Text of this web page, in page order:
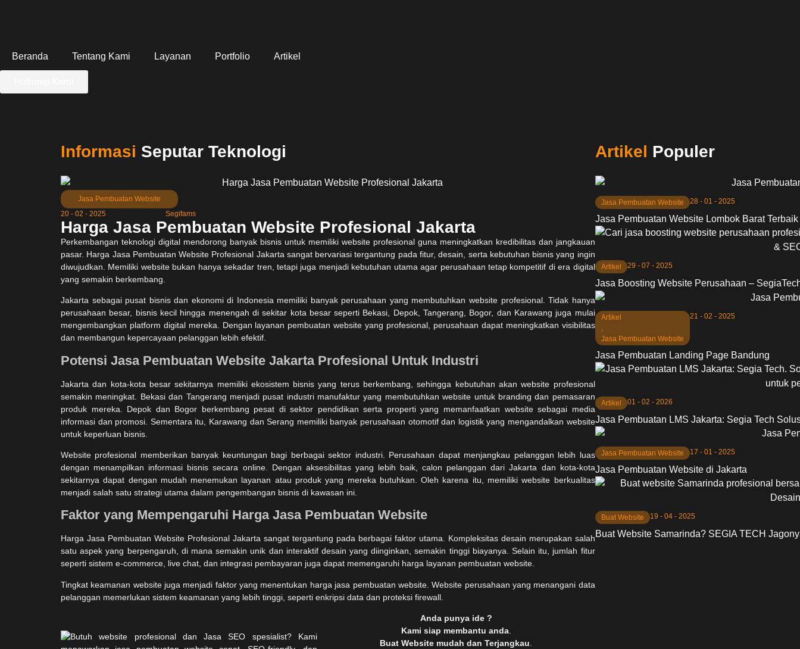
Beranda Tentang Kami Layanan Portfolio Artikel
Informasi Seputar Teknologi
Jasa Pembuatan Website
20 - 02 - 2025
Segifams
Harga Jasa Pembuatan Website Profesional Jakarta
Perkembangan teknologi digital mendorong banyak bisnis untuk memiliki website profesional guna meningkatkan kredibilitas dan jangkauan
pasar. Harga Jasa Pembuatan Website Profesional Jakarta sangat bervariasi tergantung pada fitur, desain, serta kebutuhan bisnis yang ingin
diwujudkan. Memiliki website bukan hanya sekadar tren, tetapi juga menjadi kebutuhan utama agar perusahaan tetap kompetitif di era digital
yang semakin berkembang.
Jakarta sebagai pusat bisnis dan ekonomi di Indonesia memiliki banyak perusahaan yang membutuhkan website profesional. Tidak hanya
perusahaan besar, bisnis kecil hingga menengah di sekitar kota besar seperti Bekasi, Depok, Tangerang, Bogor, dan Karawang juga mulai
mengembangkan platform digital mereka. Dengan layanan pembuatan website yang profesional, perusahaan dapat meningkatkan visibilitas
dan membangun kepercayaan pelanggan lebih efektif.
Potensi Jasa Pembuatan Website Jakarta Profesional Untuk Industri
Jakarta dan kota-kota besar sekitarnya memiliki ekosistem bisnis yang terus berkembang, sehingga kebutuhan akan website profesional
semakin meningkat. Bekasi dan Tangerang menjadi pusat industri manufaktur yang membutuhkan website untuk branding dan pemasaran
produk mereka. Depok dan Bogor berkembang pesat di sektor pendidikan serta properti yang memanfaatkan website sebagai media
informasi dan promosi. Sementara itu, Karawang dan Serang memiliki banyak perusahaan otomotif dan logistik yang mengandalkan website
untuk keperluan bisnis.
Website profesional memberikan banyak keuntungan bagi berbagai sektor industri. Perusahaan dapat menjangkau pelanggan lebih luas
dengan menampilkan informasi bisnis secara online. Dengan aksesibilitas yang lebih baik, calon pelanggan dari Jakarta dan kota-kota
sekitarnya dapat dengan mudah menemukan layanan atau produk yang mereka butuhkan. Oleh karena itu, memiliki website berkualitas
menjadi salah satu strategi utama dalam pengembangan bisnis di kawasan ini.
Faktor yang Mempengaruhi Harga Jasa Pembuatan Website
Harga Jasa Pembuatan Website Profesional Jakarta sangat tergantung pada berbagai faktor utama. Kompleksitas desain merupakan salah
satu aspek yang berpengaruh, di mana semakin unik dan interaktif desain yang diinginkan, semakin tinggi biayanya. Selain itu, jumlah fitur
seperti sistem e-commerce, live chat, dan integrasi pembayaran juga dapat memengaruhi harga layanan pembuatan website.
Tingkat keamanan website juga menjadi faktor yang menentukan harga jasa pembuatan website. Website perusahaan yang menangani data
pelanggan memerlukan sistem keamanan yang lebih tinggi, seperti enkripsi data dan proteksi firewall.
Anda punya ide ?
Kami siap membantu anda.
Buat Website mudah dan Terjangkau
Artikel Populer
Jasa Pembuatan Website 28 - 01 - 2025
Jasa Pembuatan Website Lombok Barat Terbaik
Artikel 29 - 07 - 2025
Jasa Boosting Website Perusahaan –
Artikel
Jasa Pembuatan Website
21 - 02 - 2025
Jasa Pembuatan Landing Page Bandung
Artikel 01 - 02 - 2026
Jasa Pembuatan LMS Jakarta: Segia Tech
Jasa Pembuatan Website 17 - 01 - 2025
Jasa Pembuatan Website di Jakarta
Buat Website 19 - 04 - 2025
Buat Website Samarinda? SEGIA TECH